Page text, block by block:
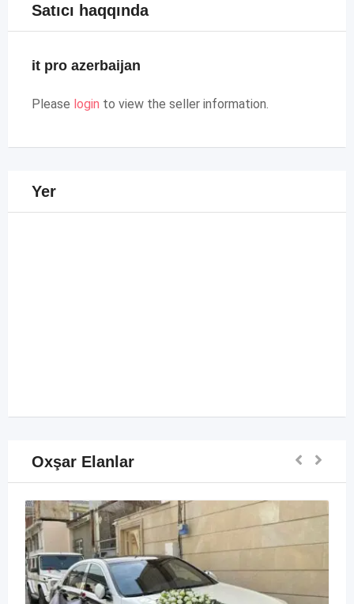
Satıcı haqqında
it pro azerbaijan
Please login to view the seller information.
Yer
Oxşar Elanlar